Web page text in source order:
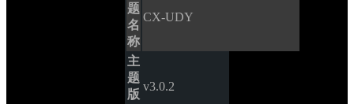
题
名
称
CX-UDY
主
题
版
v3.0.2